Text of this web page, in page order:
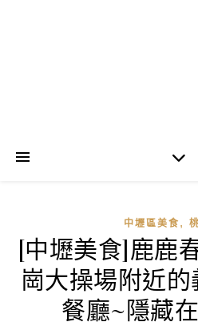
中壢區美食 ,
[中壢美食]鹿鹿
崗大操場附近
餐廳~隱藏